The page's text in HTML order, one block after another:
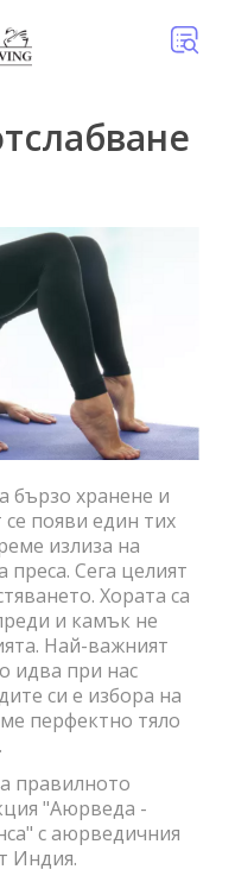
бързо хранене и
появи един тих
излиза на
Сега целият
Хората са
и камък не
Най-важният
идва при нас
си е избора на
перфектно тяло
правилното
"Аюрведа -
с аюрведичния
Индия.